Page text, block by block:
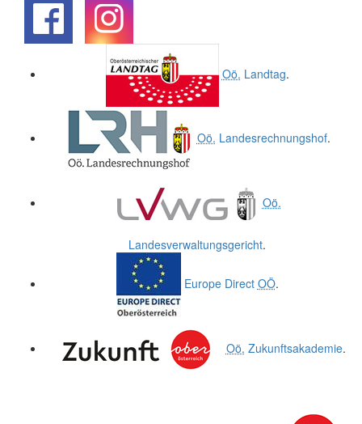
Oö. Landtag.
Oö. Landesrechnungshof.
Oö.
Landesverwaltungsgericht.
Europe Direct OÖ.
Oö. Zukunftsakademie.